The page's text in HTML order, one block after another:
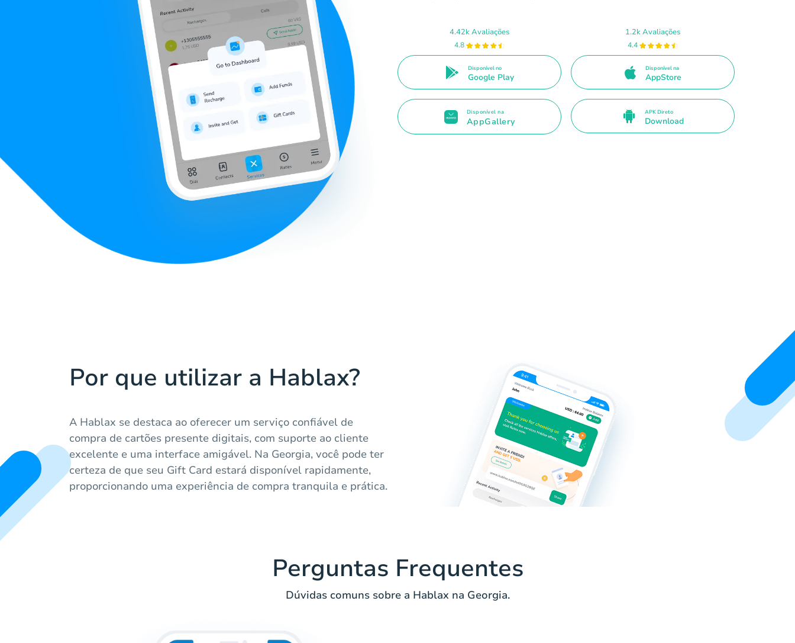
4.42k Avaliações
4.8
Disponível no
Google Play
1.2k Avaliações
4.4
Disponível na
AppStore
Disponível na
AppGallery
APK Direto
Download
Por que utilizar a Hablax?
A Hablax se destaca ao oferecer um serviço confiável de
compra de cartões presente digitais, com suporte ao cliente
excelente e uma interface amigável. Na Georgia, você pode ter
certeza de que seu Gift Card estará disponível rapidamente,
proporcionando uma experiência de compra tranquila e prática.
Perguntas Frequentes
Dúvidas comuns sobre a Hablax na Georgia.